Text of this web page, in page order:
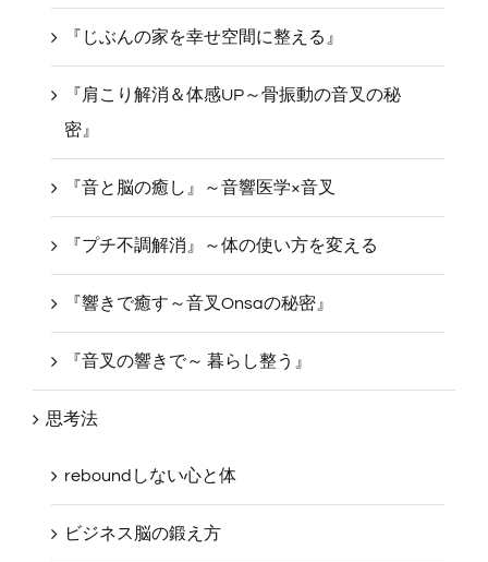
『じぶんの家を幸せ空間に整える』
『肩こり解消＆体感UP～骨振動の音叉の秘
密』
『音と脳の癒し』～音響医学×音叉
『プチ不調解消』～体の使い方を変える
『響きで癒す～音叉Onsaの秘密』
『音叉の響きで～ 暮らし整う』
思考法
reboundしない心と体
ビジネス脳の鍛え方